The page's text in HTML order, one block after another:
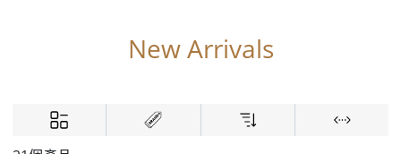
New Arrivals